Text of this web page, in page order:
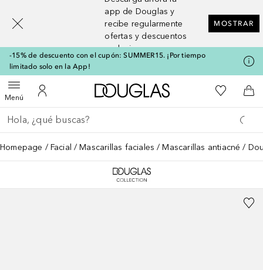
app de Douglas y
recibe regularmente
ofertas y descuentos
exclusivos
MOSTRAR
-15% de descuento con el cupón: SUMMER15. ¡Por tiempo
limitado solo en la App!
MenúAbrir menúMi cuenta
A Douglas HomeMi lista de
A
Regresar
Ejecutar búsqueda
Homepage Facial Mascarillas faciales Mascarillas antiacné
[navigation.slideout.screenreader]